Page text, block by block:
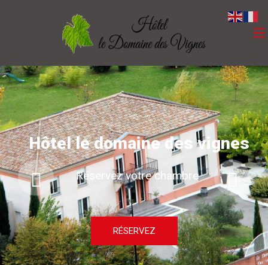
Hôtel le domaine des vignes
Réservez votre chambre
RÉSERVEZ